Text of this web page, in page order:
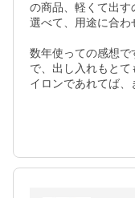
の商品、軽くて出す
選べて、用途に合わ
数年使っての感想
で、出し入れもと
イロンであれてば、